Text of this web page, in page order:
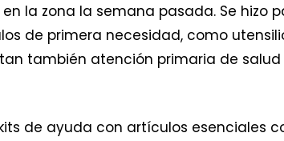
la zona la semana pasada. Se hizo
de primera necesidad, como
también atención primaria de
de ayuda con artículos esenciales